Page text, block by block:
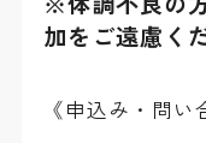
加をご遠慮く
《申込み・問い